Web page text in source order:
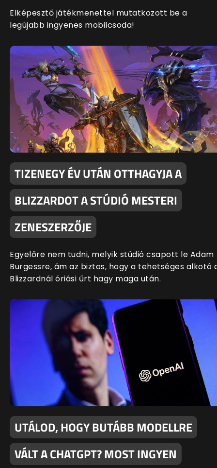
Elképesztő játékmenettel mutatkozott be a
legújabb ingyenes mobilcsoda!
TIZENEGY ÉV UTÁN OTTHAGYJA A
BLIZZARDOT A STÚDIÓ MESTERI
ZENESZERZŐJE
Egyelőre nem tudni, melyik stúdió csapott le Adam
Burgessre, ám az biztos, hogy a tehetséges alkotó
Blizzardnál óriási űrt hagy maga után.
UTÁLOD, HOGY BUTÁBB MODELLRE
VÁLT A CHATGPT? MOST INGYEN